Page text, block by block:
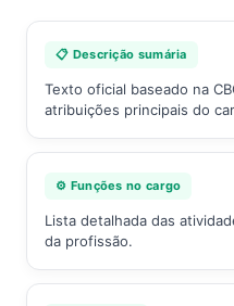
📋 Descrição sumária
Texto oficial baseado na
atribuições principais do
⚙️ Funções no cargo
Lista detalhada das
da profissão.